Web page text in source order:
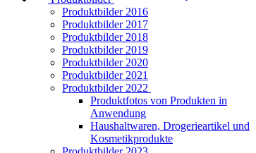
Produktbilder 2016
Produktbilder 2017
Produktbilder 2018
Produktbilder 2019
Produktbilder 2020
Produktbilder 2021
Produktbilder 2022
Produktfotos von Produkten in
Anwendung
Haushaltwaren, Drogerieartikel und
Kosmetikprodukte